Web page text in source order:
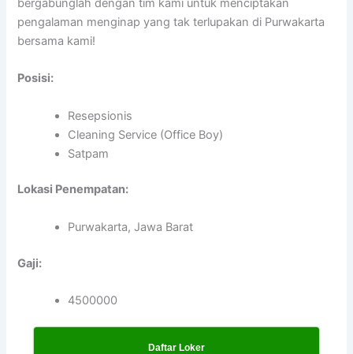
bergabunglah dengan tim kami untuk menciptakan
pengalaman menginap yang tak terlupakan di Purwakarta
bersama kami!
Posisi:
Resepsionis
Cleaning Service (Office Boy)
Satpam
Lokasi Penempatan:
Purwakarta, Jawa Barat
Gaji:
4500000
Daftar Loker